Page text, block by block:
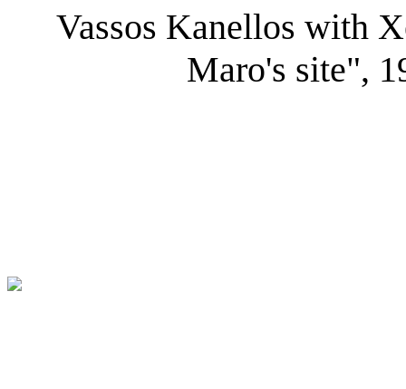
Vassos Kanellos with
Maro's site",